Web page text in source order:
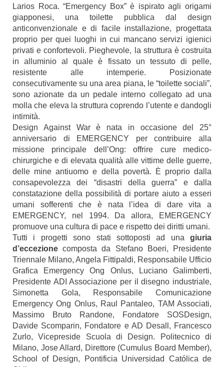
Larios Roca. “Emergency Box” è ispirato agli origami
giapponesi, una toilette pubblica dal design
anticonvenzionale e di facile installazione, progettata
proprio per quei luoghi in cui mancano servizi igienici
privati e confortevoli. Pieghevole, la struttura è costruita
in alluminio al quale è fissato un tessuto di pelle,
resistente alle intemperie. Posizionate
consecutivamente su una area piana, le “toilette sociali”,
sono azionate da un pedale interno collegato ad una
molla che eleva la struttura coprendo l’utente e dandogli
intimità.
Design Against War è nata in occasione del 25°
anniversario di EMERGENCY per contribuire alla
missione principale dell’Ong: offrire cure medico-
chirurgiche e di elevata qualità alle vittime delle guerre,
delle mine antiuomo e della povertà. È proprio dalla
consapevolezza dei “disastri della guerra” e dalla
constatazione della possibilità di portare aiuto a esseri
umani sofferenti che è nata l’idea di dare vita a
EMERGENCY, nel 1994. Da allora, EMERGENCY
promuove una cultura di pace e rispetto dei diritti umani.
Tutti i progetti sono stati sottoposti ad una giuria
d’eccezionecomposta da Stefano Boeri, Presidente
Triennale Milano, Angela Fittipaldi, Responsabile Ufficio
Grafica Emergency Ong Onlus, Luciano Galimberti,
Presidente ADI Associazione per il disegno industriale,
Simonetta Gola, Responsabile Comunicazione
Emergency Ong Onlus, Raul Pantaleo, TAM Associati,
Massimo Bruto Randone, Fondatore SOSDesign,
Davide Scomparin, Fondatore e AD Desall, Francesco
Zurlo, Vicepreside Scuola di Design. Politecnico di
Milano, Jose Allard, Direttore (Cumulus Board Member),
School of Design, Pontificia Universidad Católica de